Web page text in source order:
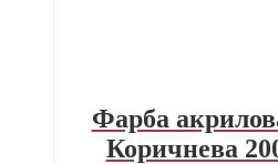
Фарба
Коричнева